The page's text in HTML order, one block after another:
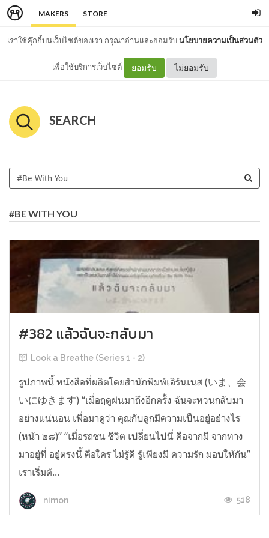
MAKERS STORE
เราใช้คุ๊กกี้บนเว็บไซต์ของเรา กรุณาอ่านและยอมรับนโยบายความเป็นส่วนตัว
เพื่อใช้บริการเว็บไซต์ ยอมรับ ไม่ยอมรับ
SEARCH
#BE WITH YOU
#382 แล้วฉันจะกลับมา
Look a Breathe (Series 1 - 2)
รูปภาพนี้ หนังสือที่ผลิตโดยสำนักพิมพ์เอิร์นเนส (いま、会
いにゆきます) “เมื่อฤดูฝนมาถึงอีกครั้ง ฉันจะหวนกลับมา
อย่างแน่นอน เพื่อมาดูว่า คุณกับลูกมีความเป็นอยู่อย่างไร
(หน้า ๒๘)” “เมื่อรถชน ชีวิต เปลี่ยนไปนี่ คือจากมี จากทาง
มาอยู่ที่ อยู่ตรงนี้ คือใคร ไม่รู้ดี รู้เพียงมี ความรัก มอบให้กัน”
เราเริ่มต้...
nimon 518